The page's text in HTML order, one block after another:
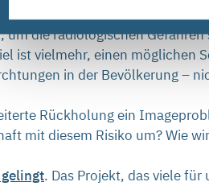
die Notfallmaßnahmen
um die radiologischen
ist vielmehr, einen möglichen
in der Bevölkerung –
Rückholung ein
mit diesem Risiko um? Wie
. Das Projekt, das viele